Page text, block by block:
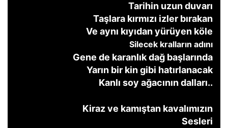
Tarihin uzun duvarı
Taşlara kırmızı izler bırakan
Ve aynı kıyıdan yürüyen köle
Silecek kralların adını
Gene de karanlık dağ başlarında
Yarın bir kin gibi hatırlanacak
Kanlı soy ağacının dalları..
Kiraz ve kamıştan kavalımızın
Sesleri